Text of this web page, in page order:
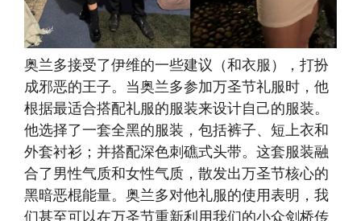
奥兰多接受了伊维的一些建议（和衣服），打扮
成邪恶的王子。当奥兰多参加万圣节礼服时，他
根据最适合搭配礼服的服装来设计自己的服装。
他选择了一套全黑的服装，包括裤子、短上衣和
外套衬衫；并搭配深色刺礁式头带。这套服装融
合了男性气质和女性气质，散发出万圣节核心的
黑暗恶棍能量。奥兰多对他礼服的使用表明，我
们甚至可以在万圣节重新利用我们的小众剑桥传